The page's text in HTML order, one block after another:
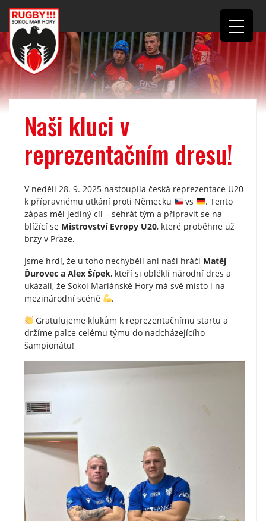
Naši kluci v
reprezentačním dresu!
V neděli 28. 9. 2025 nastoupila česká reprezentace U20
k přípravnému utkání proti Německu
vs
. Tento
zápas měl jediný cíl – sehrát tým a připravit se na
blížící se Mistrovství Evropy U20, které proběhne už
brzy v Praze.
Jsme hrdí, že u toho nechyběli ani naši hráči Matěj
Ďurovec a Alex Šípek, kteří si oblékli národní dres a
ukázali, že Sokol Mariánské Hory má své místo i na
mezinárodní scéně
.
Gratulujeme klukům k reprezentačnímu startu a
držíme palce celému týmu do nadcházejícího
šampionátu!